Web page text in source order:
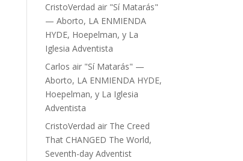
CristoVerdad air "Sí Matarás"
— Aborto, LA ENMIENDA
HYDE, Hoepelman, y La
Iglesia Adventista
Carlos air "Sí Matarás" —
Aborto, LA ENMIENDA HYDE,
Hoepelman, y La Iglesia
Adventista
CristoVerdad air The Creed
That CHANGED The World,
Seventh-day Adventist